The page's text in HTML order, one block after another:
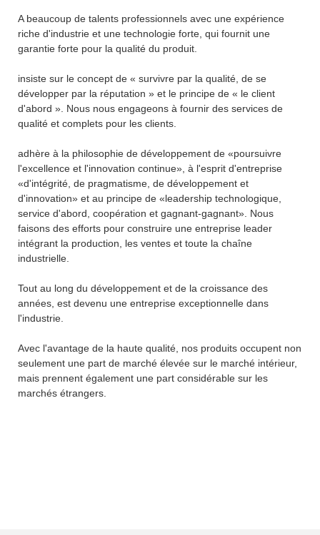
A beaucoup de talents professionnels avec une expérience
riche d'industrie et une technologie forte, qui fournit une
garantie forte pour la qualité du produit.
insiste sur le concept de « survivre par la qualité, de se
développer par la réputation » et le principe de « le client
d'abord ». Nous nous engageons à fournir des services de
qualité et complets pour les clients.
adhère à la philosophie de développement de «poursuivre
l'excellence et l'innovation continue», à l'esprit d'entreprise
«d'intégrité, de pragmatisme, de développement et
d'innovation» et au principe de «leadership technologique,
service d'abord, coopération et gagnant-gagnant». Nous
faisons des efforts pour construire une entreprise leader
intégrant la production, les ventes et toute la chaîne
industrielle.
Tout au long du développement et de la croissance des
années, est devenu une entreprise exceptionnelle dans
l'industrie.
Avec l'avantage de la haute qualité, nos produits occupent non
seulement une part de marché élevée sur le marché intérieur,
mais prennent également une part considérable sur les
marchés étrangers.